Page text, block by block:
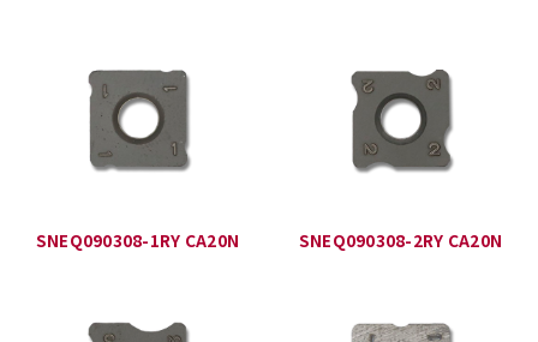
SNEQ090308-1RY CA20N SNEQ090308-2RY CA20N